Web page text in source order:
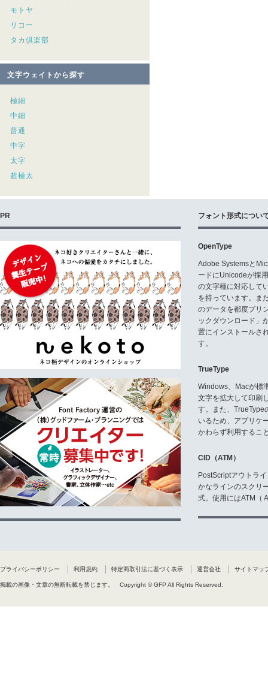
モトヤ
リコー
タカ倶楽部
文字ウェイトから探す
極細
中細
普通
中字
太字
超極太
PR フォント形式につい
OpenType
Adobe Systemsと
ードにUnicodeが採
の文字種に対応して
を持っています。ま
のデータを都度プリ
ックダウンロード」
置にインストールさ
す。
TrueType
Windows、Macが標
文字を拡大して印刷
す。また、TrueType
いるため、アプリケ
かわらず利用するこ
CID（ATM）
PostScriptアウトラ
かなラインのスクリ
式。使用にはATM（
プライバシーポリシー 利用規約 特定商取引法に基づく表示 運営会社 サイトマッ
掲載の画像・文章の無断転載を禁じます。 Copyright © GFP All Rights Reserved.